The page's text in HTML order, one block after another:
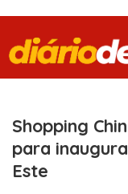
Shopping
para
Este